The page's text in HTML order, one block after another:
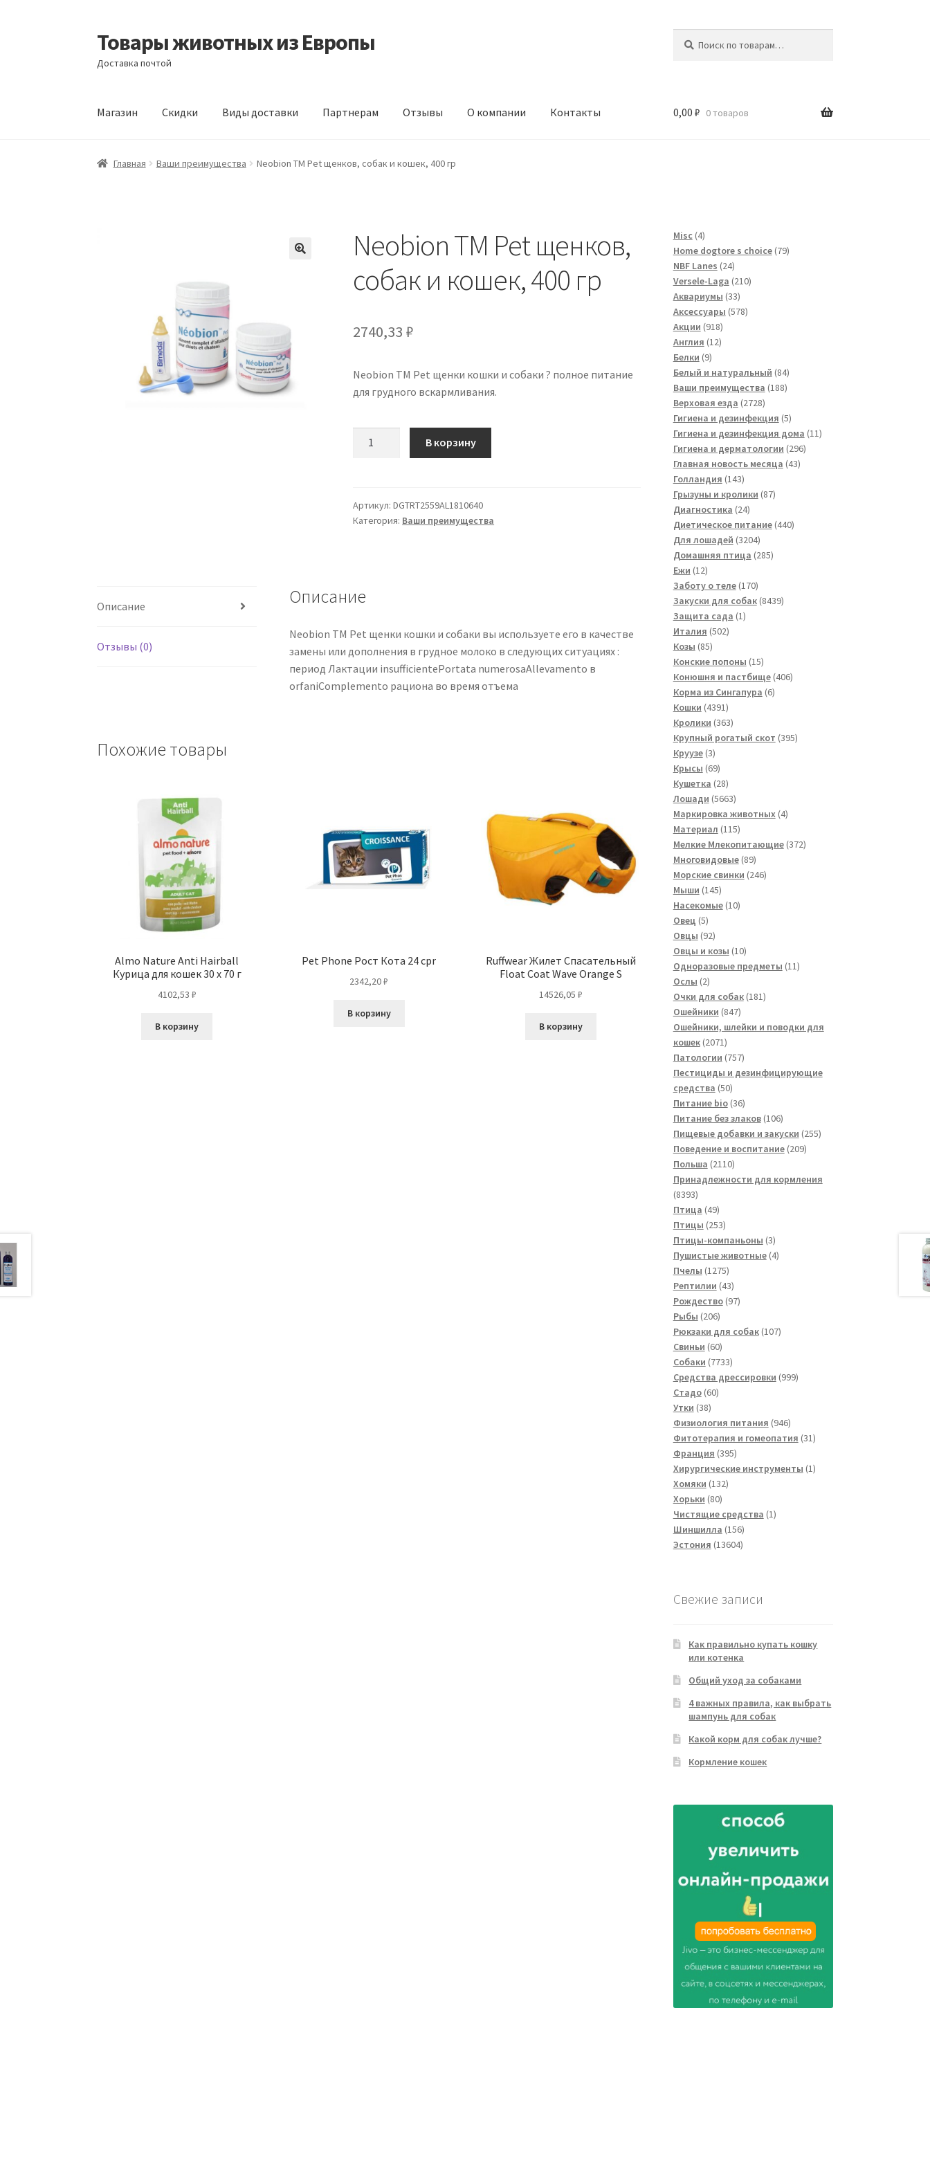
Перейти
к
навигации
Перейти
к
содержимому
Товары животных из Европы
Доставка почтой
Магазин Скидки Виды доставки Партнерам Отзывы О компании Контакты
Главная Виды доставки Заказать доставку корма из Германии Контакты
0,00 ₽ 0 товаров
Главная Ваши преимущества Neobion TM Pet щенков, собак и кошек, 400 гр
Neobion TM Pet щенков,
собак и кошек, 400 гр
2740,33₽
Neobion TM Pet щенки кошки и собаки ? полное питание
для грудного вскармливания.
Pet
щенков,
400
В корзину
Артикул:DGTRT2559AL1810640
Категория: Ваши преимущества
Описание
Отзывы (0)
Описание
Neobion TM Pet щенки кошки и собаки вы используете его в качестве
замены или дополнения в грудное молоко в следующих ситуациях :
период Лактации insufficientePortata numerosaAllevamento в
orfaniComplemento рациона во время отъема
Похожие товары
Almo Nature Anti Hairball
Курица для кошек 30 х 70 г
4102,53 ₽
В корзину
Pet Phone Рост Кота 24 cpr
2342,20₽
В корзину
Ruffwear Жилет Спасательный
Float Coat Wave Orange S
14526,05₽
В корзину
Misc 44
товара
Home dogtore s choice 7979
NBF Lanes 2424
товара
Versele-Laga 210210
Аквариумы 3333
товара
Аксессуары 578578
Акции 918918
товаров
Англия 1212
Белки 99
товаров
Белый и натуральный 8484
товара
Ваши преимущества 188188
Верховая езда 27282728
товаров
Гигиена и дезинфекция 55
товаров
Гигиена и дезинфекция дома 1111
Гигиена и дерматологии 296296
Главная новость месяца 4343
Голландия 143143
товара
Грызуны и кролики 8787
Диагностика 2424
товара
Диетическое питание 440440
Для лошадей 32043204
товара
Домашняя птица 285285
Ежи 1212
товаров
Заботу о теле 170170
товаров
Закуски для собак 84398439
Защита сада 11
Италия 502502
Козы 8585
товаров
Конские попоны 1515
товаров
Конюшня и пастбище 406406
Корма из Сингапура 66
Кошки 43914391
товар
Кролики 363363
товара
Крупный рогатый скот 395395
Круузе 33
товара
Крысы 6969
товаров
Кушетка 2828
товаров
Лошади 56635663
товара
Маркировка животных 44
Материал 115115
товаров
Мелкие Млекопитающие 372372
Многовидовые 8989
товаров
Морские свинки 246246
Мыши 145145
товаров
Насекомые 1010
Овец 55
товаров
Овцы 9292
товара
Овцы и козы 1010
товаров
Одноразовые предметы 1111
Ослы 22
товара
Очки для собак 181181
Ошейники 847847
товаров
Ошейники, шлейки и поводки для
кошек 20712071
товар
Патологии 757757
товаров
Пестициды и дезинфицирующие
средства 5050
товаров
Питание bio 3636
товаров
Питание без злаков 106106
товаров
Пищевые добавки и закуски 255255
Поведение и воспитание 209209
Польша 21102110
товаров
Принадлежности для кормления
83938393
товара
Птица 4949
товаров
Птицы 253253
товара
Птицы-компаньоны 33
товара
Пушистые животные 44
Пчелы 12751275
товаров
Рептилии 4343
товара
Рождество 9797
Рыбы 206206
товаров
Рюкзаки для собак 107107
Свиньи 6060
товаров
Собаки 77337733
товара
Средства дрессировки 999999
Стадо 6060
Утки 3838
товаров
Физиология питания 946946
товаров
Фитотерапия и гомеопатия 3131
Франция 395395
товаров
Хирургические инструменты 11
Хомяки 132132
Хорьки 8080
товаров
Чистящие средства 11
Шиншилла 156156
товаров
Эстония 1360413604
Свежие записи
Как правильно купать кошку
или котенка
Общий уход за собаками
4 важных правила, как выбрать
шампунь для собак
Какой корм для собак лучше?
Кормление кошек